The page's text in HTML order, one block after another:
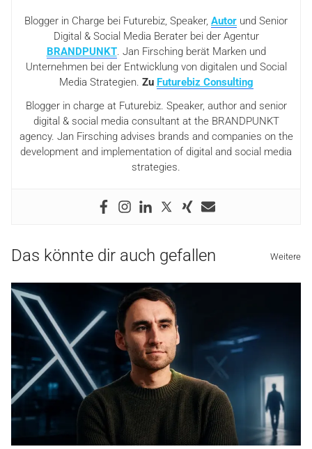
Blogger in Charge bei Futurebiz, Speaker, Autor und Senior
Digital & Social Media Berater bei der Agentur
BRANDPUNKT. Jan Firsching berät Marken und
Unternehmen bei der Entwicklung von digitalen und Social
Media Strategien. Zu Futurebiz Consulting
Blogger in charge at Futurebiz. Speaker, author and senior
digital & social media consultant at the BRANDPUNKT
agency. Jan Firsching advises brands and companies on the
development and implementation of digital and social media
strategies.
Das könnte dir auch gefallen Weitere